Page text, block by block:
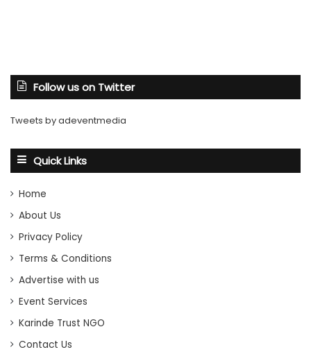
Follow us on Twitter
Tweets by adeventmedia
Quick Links
Home
About Us
Privacy Policy
Terms & Conditions
Advertise with us
Event Services
Karinde Trust NGO
Contact Us